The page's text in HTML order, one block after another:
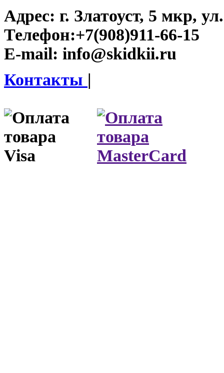
Адрес: г. Златоуст, 5 мкр,
Телефон:+7(908)911-66-15
E-mail: info@skidkii.ru
Контакты |